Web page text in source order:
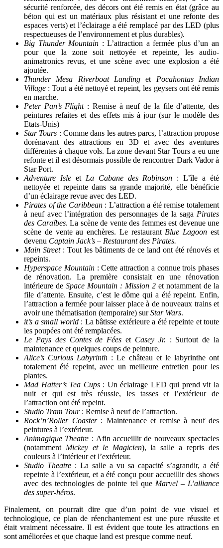
sécurité renforcée, des décors ont été remis en état (grâce au
béton qui est un matériaux plus résistant et une refonte des
espaces verts) et l’éclairage a été remplacé par des LED (plus
respectueuses de l’environnement et plus durables).
Big Thunder Mountain : L’attraction a fermée plus d’un an
pour que la zone soit nettoyée et repeinte, les audio-
animatronics revus, et une scène avec une explosion a été
ajoutée.
Thunder Mesa Riverboat Landing et Pocahontas Indian
Village : Tout a été nettoyé et repeint, les geysers ont été remis
en marche.
Peter Pan’s Flight: Remise à neuf de la file d’attente, des
peintures refaites et des effets mis à jour (sur le modèle des
Etats-Unis)
Star Tours : Comme dans les autres parcs, l’attraction propose
dorénavant des attractions en 3D et avec des aventures
différentes à chaque vols. La zone devant Star Tours a eu une
refonte et il est désormais possible de rencontrer Dark Vador à
Star Port.
Adventure Isleet La Cabane des Robinson : L’île a été
nettoyée et repeinte dans sa grande majorité, elle bénéficie
d’un éclairage revue avec des LED.
Pirates of the Caribbean: L’attraction a été remise totalement
à neuf avec l’intégration des personnages de la saga Pirates
des Caraïbes. La scène de vente des femmes est devenue une
scène de vente au enchères. Le restaurant Blue Lagoon est
devenu Captain Jack’s – Restaurant des Pirates.
Main Street: Tout les bâtiments de ce land ont été rénovés et
repeints.
Hyperspace Mountain: Cette attraction a connue trois phases
de rénovation. La première consistait en une rénovation
intérieure de Space Mountain : Mission 2 et notamment de la
file d’attente. Ensuite, c’est le dôme qui a été repeint. Enfin,
l’attraction a fermée pour laisser place à de nouveaux trains et
avoir une thématisation (temporaire) surStar Wars.
it’s a small world: La bâtisse extérieure a été repeinte et toute
les poupées ont été remplacées.
Le Pays des Contes de Fées et Casey Jr. : Surtout de la
maintenance et quelques coups de peinture.
Alice’s Curious Labyrinth : Le château et le labyrinthe ont
totalement été repeint, avec un meilleure entretien pour les
plantes.
Mad Hatter’s Tea Cups: Un éclairage LED qui prend vit la
nuit et qui est très réussie, les tasses et l’extérieur de
l’attraction ont été repeint.
Studio Tram Tour: Remise à neuf de l’attraction.
Rock’n’Roller Coaster: Maintenance et remise à neuf des
peintures à l’extérieur.
Animagique Theatre : Afin accueillir de nouveaux spectacles
(notamment Mickey et le Magicien), la salle a repris des
couleurs à l’intérieur et l’extérieur.
Studio Theatre : La salle a vu sa capacité s’agrandir, a été
repeinte à l’extérieur, et a été conçu pour accueillir des shows
avec des technologies de pointe tel que Marvel – L’alliance
des super-héros.
Finalement, on pourrait dire que d’un point de vue visuel et
technologique, ce plan de réenchantement est une pure réussite et
était vraiment nécessaire. Il est évident que toute les attractions en
sont améliorées et que chaque land est presque comme neuf.